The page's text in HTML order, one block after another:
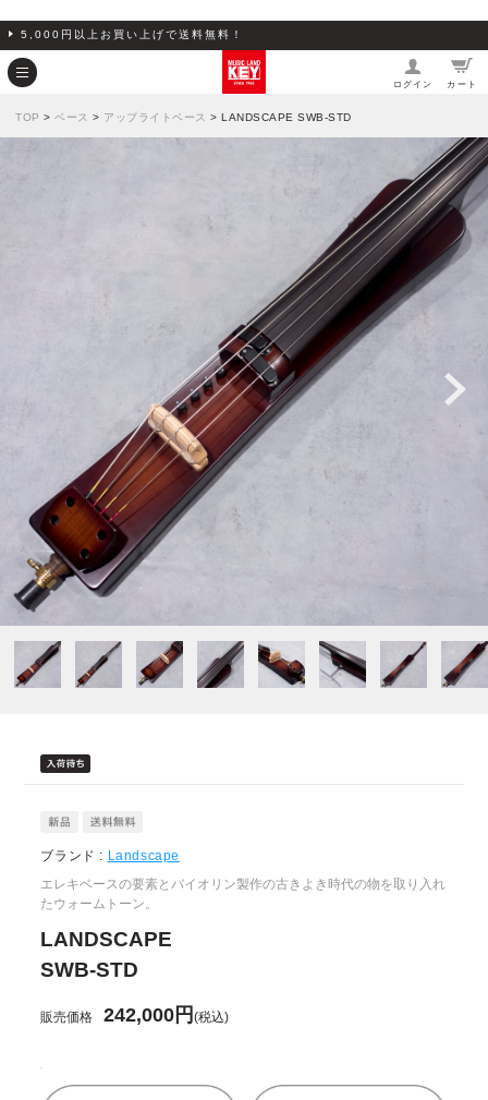
5,000円以上お買い上げで送料無料！
ログイン カート
TOP > ベース > アップライトベース > LANDSCAPE SWB-STD
ブランド : Landscape
エレキベースの要素とバイオリン製作の古きよき時代の物を取り入れ
たウォームトーン。
LANDSCAPE
SWB-STD
販売価格 242,000円(税込)